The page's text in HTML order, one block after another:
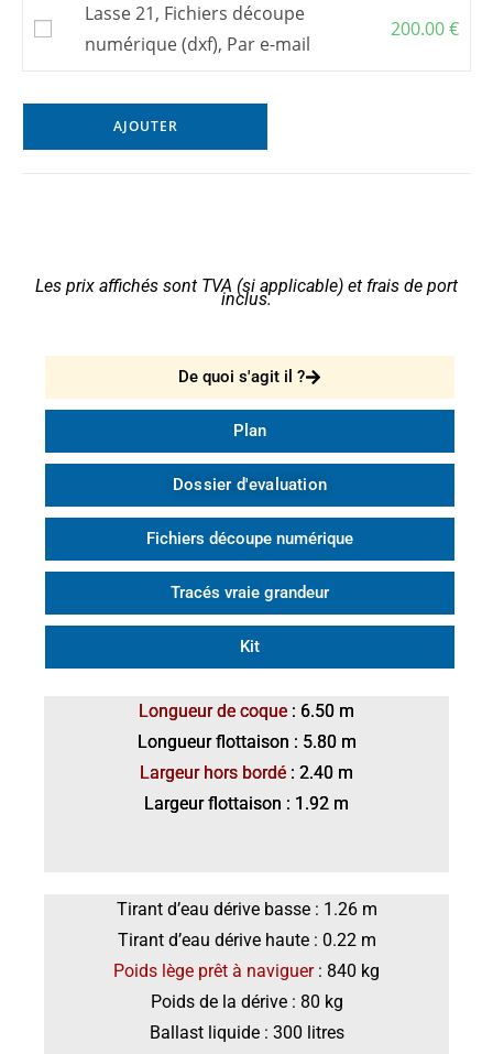
Lasse 21, Fichiers découpe
numérique (dxf), Par e-mail
200.00€
AJOUTER
Les prix affichés sont TVA (si applicable) et frais de port
inclus.
De quoi s'agit il ?
Plan
Dossier d'evaluation
Fichiers découpe numérique
Tracés vraie grandeur
Kit
Longueur de coque : 6.50 m
Longueur flottaison : 5.80 m
Largeur hors bordé : 2.40 m
Largeur flottaison : 1.92 m
Tirant d’eau dérive basse : 1.26 m
Tirant d’eau dérive haute : 0.22 m
Poids lège prêt à naviguer: 840 kg
Poids de la dérive : 80 kg
Ballast liquide : 300 litres